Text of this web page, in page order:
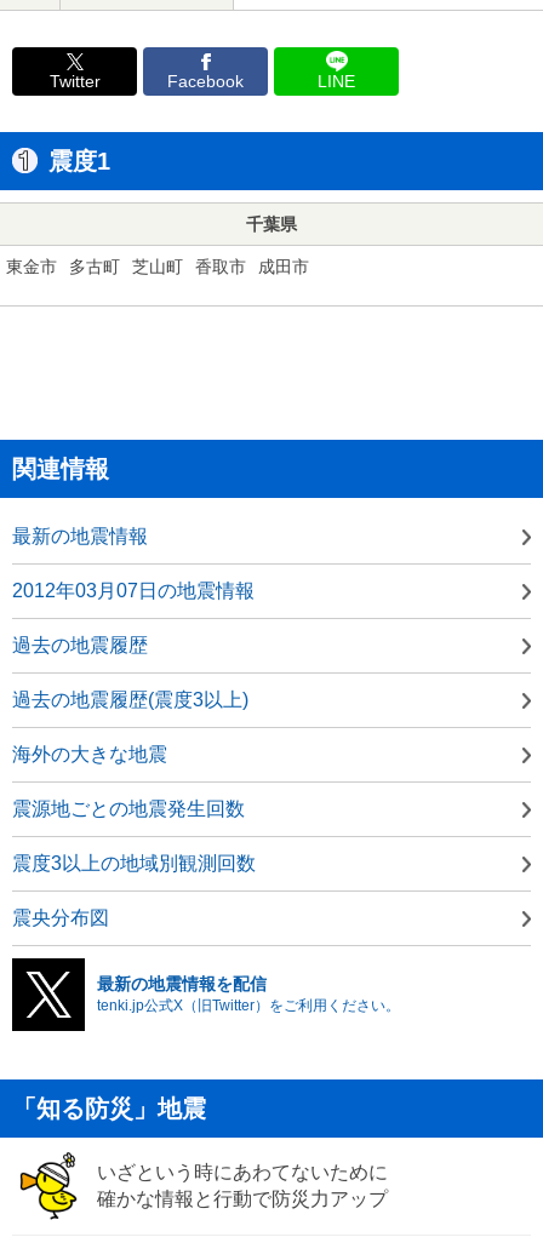
Twitter Facebook LINE
震度1
千葉県
東金市 多古町 芝山町 香取市 成田市
関連情報
最新の地震情報
2012年03月07日の地震情報
過去の地震履歴
過去の地震履歴(震度3以上)
海外の大きな地震
震源地ごとの地震発生回数
震度3以上の地域別観測回数
震央分布図
最新の地震情報を配信
tenki.jp公式X（旧Twitter）をご利用ください。
「知る防災」地震
いざという時にあわてないために
確かな情報と行動で防災力アップ